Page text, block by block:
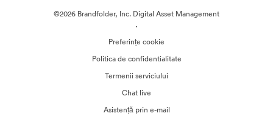
©2026 Brandfolder, Inc. Digital Asset Management
·
Preferințe cookie
Politica de confidentialitate
Termenii serviciului
Chat live
Asistență prin e-mail